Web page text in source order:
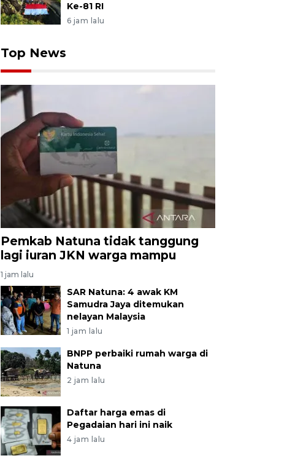
Ke-81 RI
6 jam lalu
Top News
Pemkab Natuna tidak tanggung
lagi iuran JKN warga mampu
1 jam lalu
SAR Natuna: 4 awak KM
Samudra Jaya ditemukan
nelayan Malaysia
1 jam lalu
BNPP perbaiki rumah warga di
Natuna
2 jam lalu
Daftar harga emas di
Pegadaian hari ini naik
4 jam lalu